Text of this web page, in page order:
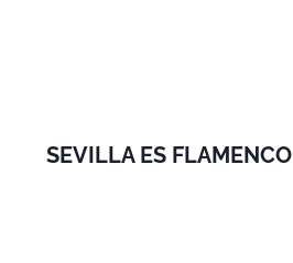
SEVILLA ES FLAMENCO